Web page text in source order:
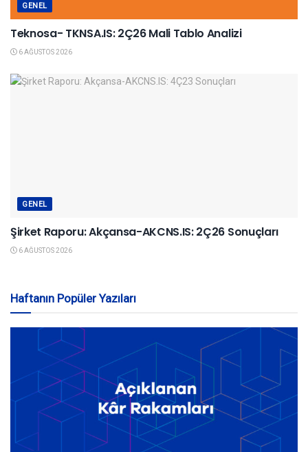
GENEL
Teknosa- TKNSA.IS: 2Ç26 Mali Tablo Analizi
6 AĞUSTOS 2026
GENEL
Şirket Raporu: Akçansa-AKCNS.IS: 2Ç26 Sonuçları
6 AĞUSTOS 2026
Haftanın Popüler Yazıları